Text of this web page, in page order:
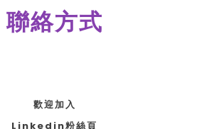
聯絡方式
歡迎加入
​Linkedin粉絲頁